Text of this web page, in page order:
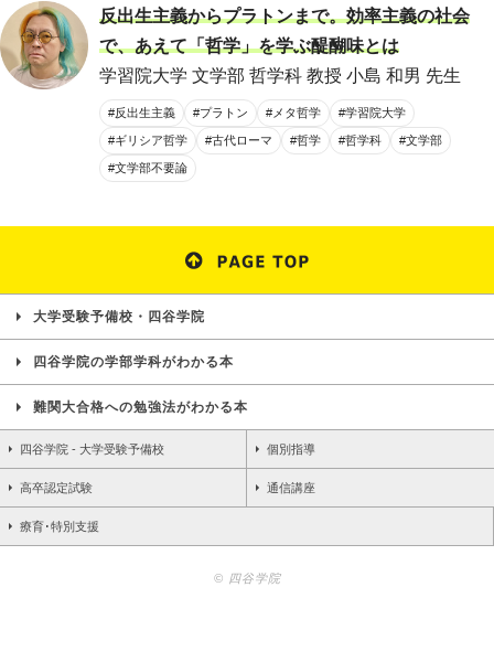
反出生主義からプラトンまで。効率主義の社会
で、あえて「哲学」を学ぶ醍醐味とは
学習院大学 文学部 哲学科 教授 小島 和男 先生
#反出生主義 #プラトン #メタ哲学 #学習院大学
#ギリシア哲学 #古代ローマ #哲学 #哲学科 #文学部
#文学部不要論
大学受験予備校・四谷学院
四谷学院の学部学科がわかる本
難関大合格への勉強法がわかる本
四谷学院 - 大学受験予備校 個別指導
高卒認定試験 通信講座
療育･特別支援
© 四谷学院